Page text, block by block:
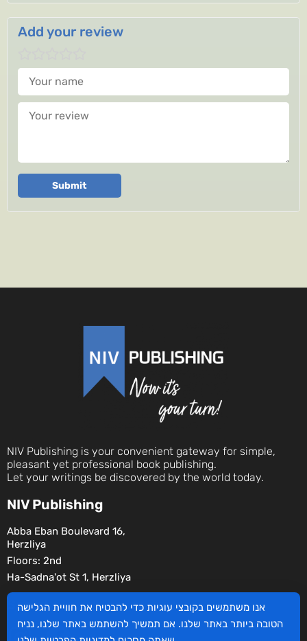
Add your review
Your name
Your review
Submit
NIV Publishing is your convenient gateway for simple,
pleasant yet professional book publishing.
Let your writings be discovered by the world today.
NIV Publishing
Abba Eban Boulevard 16,
Herzliya
Floors: 2nd
Ha-Sadna'ot St 1, Herzliya
Social
אנו משתמשים בקובצי עוגיות כדי להבטיח את חוויית הגלישה
הטובה ביותר באתר שלנו. אם תמשיך להשתמש באתר שלנו, נניח